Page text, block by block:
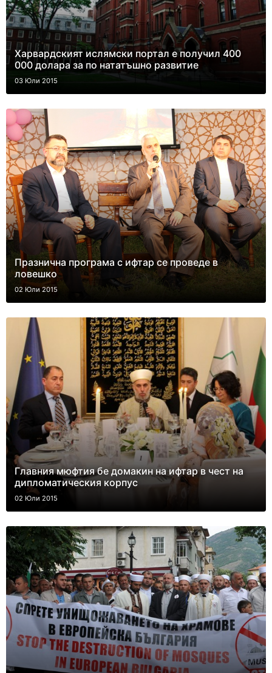
Харвардският ислямски портал е получил 400
000 долара за по нататъшно развитие
03 Юли 2015
Празнична програма с ифтар се проведе в
ловешко
02 Юли 2015
Главния мюфтия бе домакин на ифтар в чест на
дипломатическия корпус
02 Юли 2015